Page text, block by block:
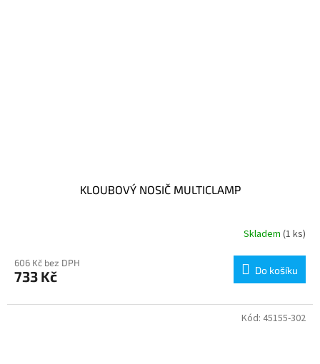
KLOUBOVÝ NOSIČ MULTICLAMP
Skladem (1 ks)
606 Kč bez DPH
733 Kč Do košíku
Kód: 45155-302